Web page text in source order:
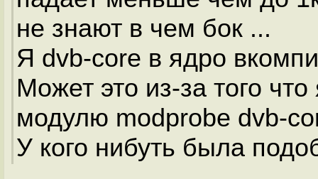
не знают в чем бок ...
Я dvb-core в ядро
Может это из-за того
модулю modprobe dvb-
У кого нибуть была